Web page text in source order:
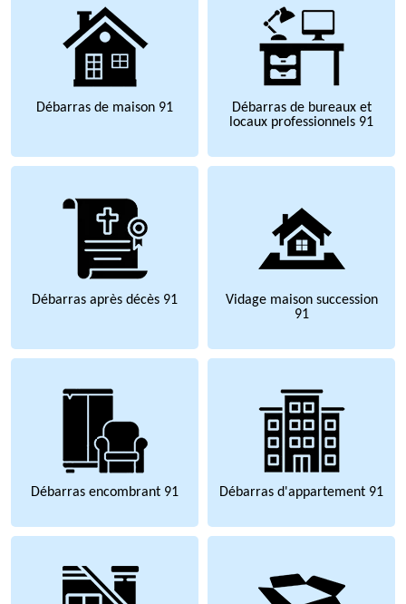
Débarras de maison 91
Débarras de bureaux et
locaux professionnels 91
Débarras après décès 91
Vidage maison succession
91
Débarras encombrant 91 Débarras d'appartement 91